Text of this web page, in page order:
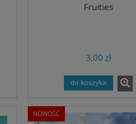
Fruities
3,00 zł
do koszyka
NOWOŚĆ